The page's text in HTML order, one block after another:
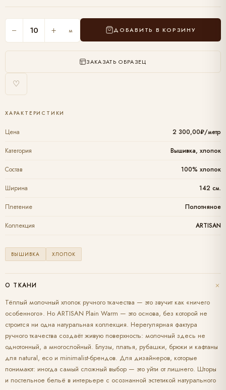
− + м ДОБАВИТЬ В КОРЗИНУ
ЗАКАЗАТЬ ОБРАЗЕЦ
♡
ХАРАКТЕРИСТИКИ
Цена 2 300,00₽/метр
Категория Вышивка, хлопок
Состав 100% хлопок
Ширина 142 см.
Плетение Полотняное
Коллекция ARTISAN
ВЫШИВКА ХЛОПОК
О ТКАНИ +
Тёплый молочный хлопок ручного ткачества — это звучит как «ничего
особенного». Но ARTISAN Plain Warm — это основа, без которой не
строится ни одна натуральная коллекция. Нерегулярная фактура
ручного ткачества создаёт живую поверхность: молочный здесь не
однотонный, а многослойный. Блузы, платья, рубашки, брюки и кафтаны
для natural, eco и minimalist-брендов. Для дизайнеров, которые
понимают: иногда самый сложный выбор — это уйти от лишнего. Шторы
и постельное бельё в интерьере с осознанной эстетикой натурального